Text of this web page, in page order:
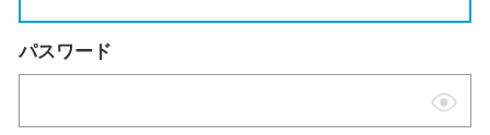
パスワード
表